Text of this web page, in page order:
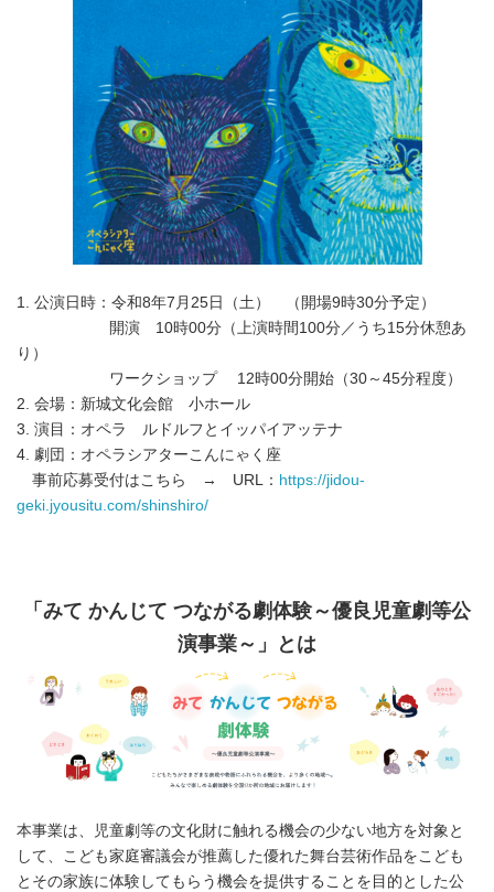
1. 公演日時：令和8年7月25日（土） （開場9時30分予定）
開演 10時00分（上演時間100分／うち15分休憩あ
り）
ワークショップ 12時00分開始（30～45分程度）
2. 会場：新城文化会館 小ホール
3. 演目：オペラ ルドルフとイッパイアッテナ
4. 劇団：オペラシアターこんにゃく座
事前応募受付はこちら → URL： https://jidou-
geki.jyousitu.com/shinshiro/
「みて かんじて つながる劇体験～優良児童劇等公
演事業～」とは
本事業は、児童劇等の文化財に触れる機会の少ない地方を対象と
して、こども家庭審議会が推薦した優れた舞台芸術作品をこども
とその家族に体験してもらう機会を提供することを目的とした公